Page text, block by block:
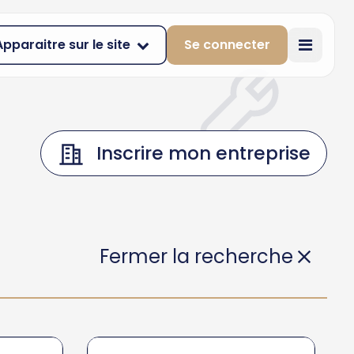
sur le site Se connecter
Inscrire mon entreprise
Fermer la recherche